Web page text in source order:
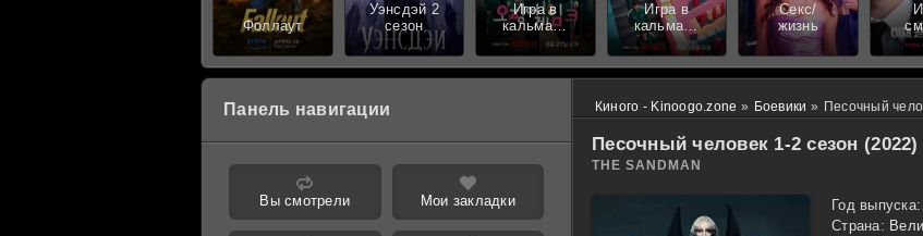
Фоллаут
Уэнсдэй 2
сезон
Игра в
кальмара
3 сезон
Игра в
кальмара
2 сезон
Секс/
жизнь
Киного - Kinoogo.zone » Боевики » Песочный
Песочный человек 1-2 сезон (2022)
THE SANDMAN
Год выпуска:
Страна:
Панель навигации
Вы смотрели Мои закладки